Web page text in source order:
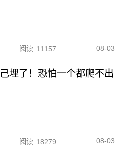
阅读 11157 08-03
埋了！恐怕一个都爬不出
阅读 18279 08-03